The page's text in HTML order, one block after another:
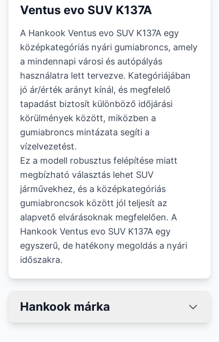
Ventus evo SUV K137A
A Hankook Ventus evo SUV K137A egy
középkategóriás nyári gumiabroncs, amely
a mindennapi városi és autópályás
használatra lett tervezve. Kategóriájában
jó ár/érték arányt kínál, és megfelelő
tapadást biztosít különböző időjárási
körülmények között, miközben a
gumiabroncs mintázata segíti a
vízelvezetést.
Ez a modell robusztus felépítése miatt
megbízható választás lehet SUV
járművekhez, és a középkategóriás
gumiabroncsok között jól teljesít az
alapvető elvárásoknak megfelelően. A
Hankook Ventus evo SUV K137A egy
egyszerű, de hatékony megoldás a nyári
időszakra.
Hankook márka